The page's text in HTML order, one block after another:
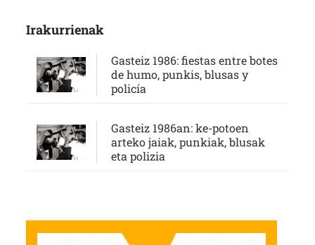
Irakurrienak
Gasteiz 1986: fiestas entre botes
de humo, punkis, blusas y
policía
Gasteiz 1986an: ke-potoen
arteko jaiak, punkiak, blusak
eta polizia